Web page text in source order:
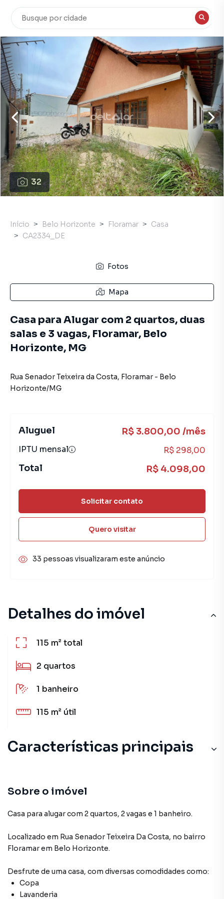
32
Detalhes do imóvel
115 m²total
2 quartos
1 banheiro
115 m² útil
Características principais
Cerâmica
Taco madeira
Portão Eletrônico
Sobre o imóvel
Casa para alugar com 2 quartos, 2 vagas e 1 banheiro.
Localizado em Rua Senador Teixeira Da Costa, no bairro
Floramarem Belo Horizonte.
Desfrute de uma casa, com diversas comodidades como:
Copa
Lavanderia
Início Belo Horizonte Floramar
Casa
CA2334_DE
Fotos
Mapa
Casa para Alugar com 2 quartos, duas
salas e 3 vagas, Floramar, Belo
Horizonte, MG
Rua Senador Teixeira da Costa, Floramar - Belo
Horizonte/MG
Aluguel R$ 3.800,00 /mês
IPTU mensal R$ 298,00
Total R$ 4.098,00
Solicitar contato
Quero visitar
33 pessoas visualizaram este anúncio